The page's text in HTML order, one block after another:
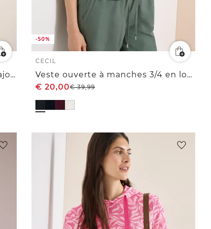
chemise à manches 3/4 en look ajouré
-50%
CECIL
Veste ouverte à manches 3/4 en look ajouré
€ 20,00€39,99